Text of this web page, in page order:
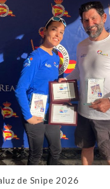
de Snipe 2026